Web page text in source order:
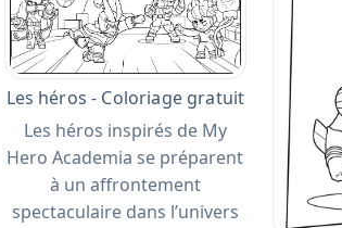
Les héros - Coloriage gratuit
Les héros inspirés de My
Hero Academia se préparent
à un affrontement
spectaculaire dans l’univers